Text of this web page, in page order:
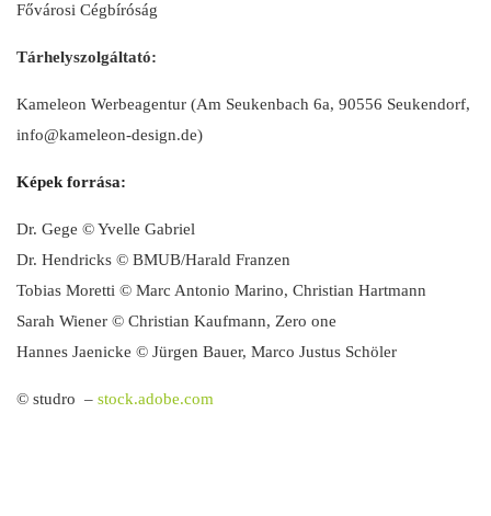
Fővárosi Cégbíróság
Tárhelyszolgáltató:
Kameleon Werbeagentur (Am Seukenbach 6a, 90556 Seukendorf,
info@kameleon-design.de)
Képek forrása:
Dr. Gege © Yvelle Gabriel
Dr. Hendricks © BMUB/Harald Franzen
Tobias Moretti © Marc Antonio Marino, Christian Hartmann
Sarah Wiener © Christian Kaufmann, Zero one
Hannes Jaenicke © Jürgen Bauer, Marco Justus Schöler
© studro – stock.adobe.com